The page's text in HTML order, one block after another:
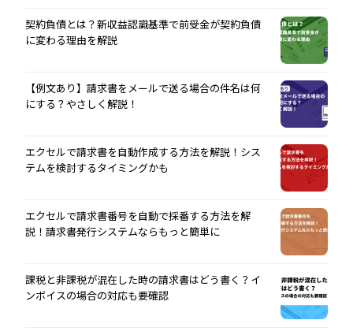
契約負債とは？新収益認識基準で前受金が契約負債
に変わる理由を解説
【例文あり】請求書をメールで送る場合の件名は何
にする？やさしく解説！
エクセルで請求書を自動作成する方法を解説！シス
テムを検討するタイミングかも
エクセルで請求書番号を自動で採番する方法を解
説！請求書発行システムならもっと簡単に
課税と非課税が混在した時の請求書はどう書く？イ
ンボイスの場合の対応も要確認